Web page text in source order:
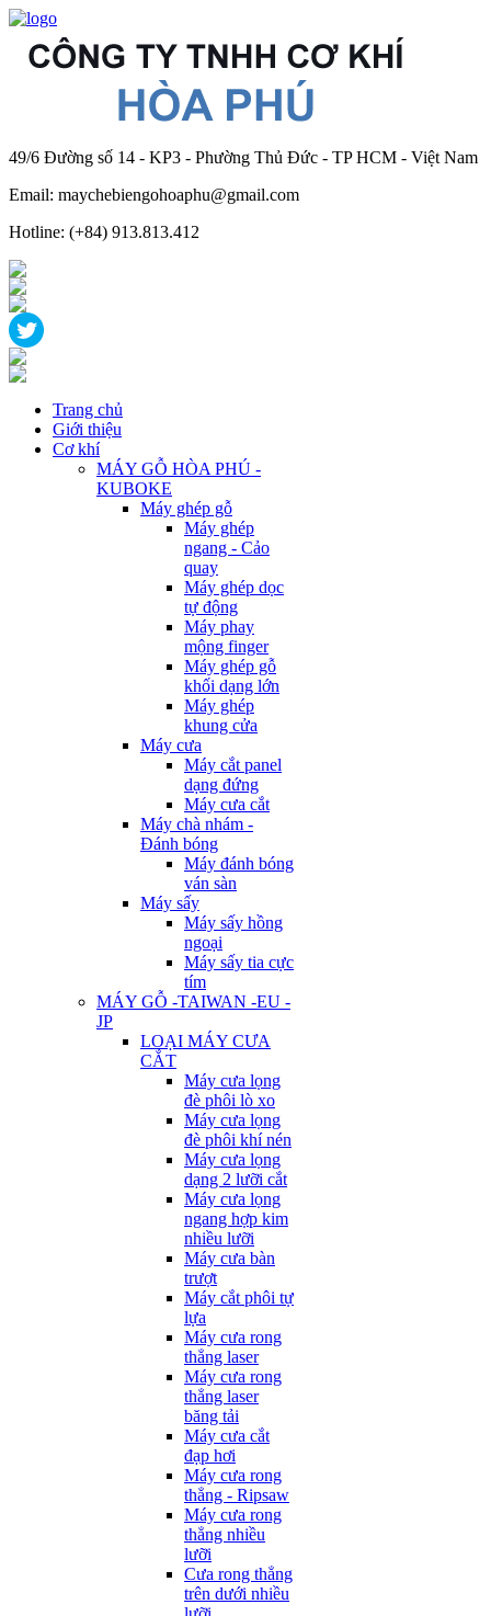
49/6 Đường số 14 - KP3 - Phường Thủ Đức - TP HCM - Việt Nam
Email: maychebiengohoaphu@gmail.com
Hotline: (+84) 913.813.412
Trang chủ
Giới thiệu
Cơ khí
MÁY GỖ HÒA PHÚ -
KUBOKE
Máy ghép gỗ
Máy ghép
ngang - Cảo
quay
Máy ghép dọc
tự động
Máy phay
mộng finger
Máy ghép gỗ
khối dạng lớn
Máy ghép
khung cửa
Máy cưa
Máy cắt panel
dạng đứng
Máy cưa cắt
Máy chà nhám -
Đánh bóng
Máy đánh bóng
ván sàn
Máy sấy
Máy sấy hồng
ngoại
Máy sấy tia cực
tím
MÁY GỖ -TAIWAN -EU -
JP
LOẠI MÁY CƯA
CẮT
Máy cưa lọng
đè phôi lò xo
Máy cưa lọng
đè phôi khí nén
Máy cưa lọng
dạng 2 lưỡi cắt
Máy cưa lọng
ngang hợp kim
nhiều lưỡi
Máy cưa bàn
trượt
Máy cắt phôi tự
lựa
Máy cưa rong
thẳng laser
Máy cưa rong
thẳng laser
băng tải
Máy cưa cắt
đạp hơi
Máy cưa rong
thẳng - Ripsaw
Máy cưa rong
thẳng nhiều
lưỡi
Cưa rong thẳng
trên dưới nhiều